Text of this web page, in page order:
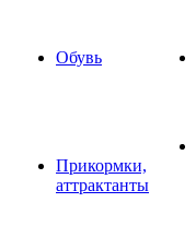
Обувь
Прикормки,
аттрактанты